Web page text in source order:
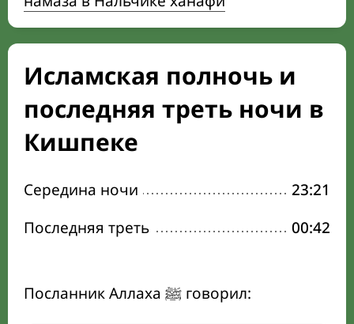
Исламская полночь и
последняя треть ночи в
Кишпеке
Середина ночи
23:21
Последняя треть
00:42
Посланник Аллаха ﷺ говорил: